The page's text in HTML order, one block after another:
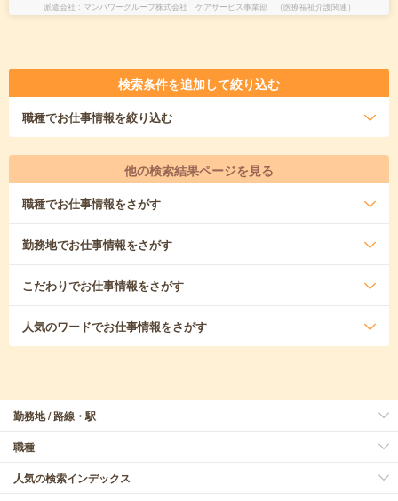
派遣会社 マンパワーグループ株式会社 ケアサービス事業部 （医療福祉介護関連）
検索条件を追加して絞り込む
職種でお仕事情報を絞り込む
他の検索結果ページを見る
職種でお仕事情報をさがす
勤務地でお仕事情報をさがす
こだわりでお仕事情報をさがす
人気のワードでお仕事情報をさがす
勤務地 / 路線・駅
職種
人気の検索インデックス